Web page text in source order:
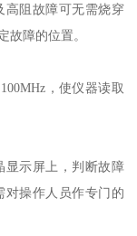
高阻故障可无需烧穿
故障的位置。
，使仪器读取
显示屏上，判断故障
对操作人员作专门的